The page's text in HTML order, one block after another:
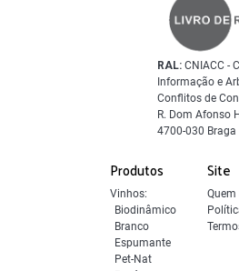
Produtos
Vinhos:
Biodinâmico
Branco
Espumante
Pet-Nat
Site
Quem
RAL: CNIACC -
Informação e
Conflitos de
R. Dom Afonso
4700-030 Braga